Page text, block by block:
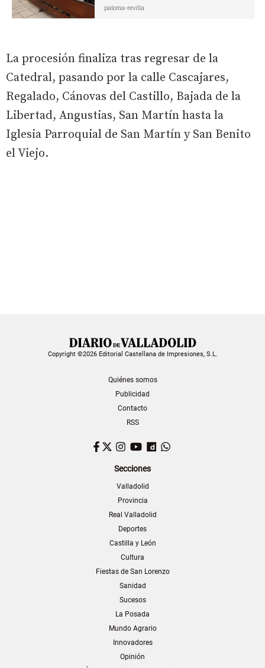
paloma-revilla
La procesión finaliza tras regresar de la
Catedral, pasando por la calle Cascajares,
Regalado, Cánovas del Castillo, Bajada de la
Libertad, Angustias, San Martín hasta la
Iglesia Parroquial de San Martín y San Benito
el Viejo.
Copyright ©2026 Editorial Castellana de Impresiones, S.L.
Quiénes somos
Publicidad
Contacto
RSS
Facebook
TwitterInstagram
YouTubeDailymotion
Secciones
Valladolid
Provincia
Real Valladolid
Deportes
Castilla y León
Cultura
Fiestas de San Lorenzo
Sanidad
Sucesos
La Posada
Mundo Agrario
Innovadores
Opinión